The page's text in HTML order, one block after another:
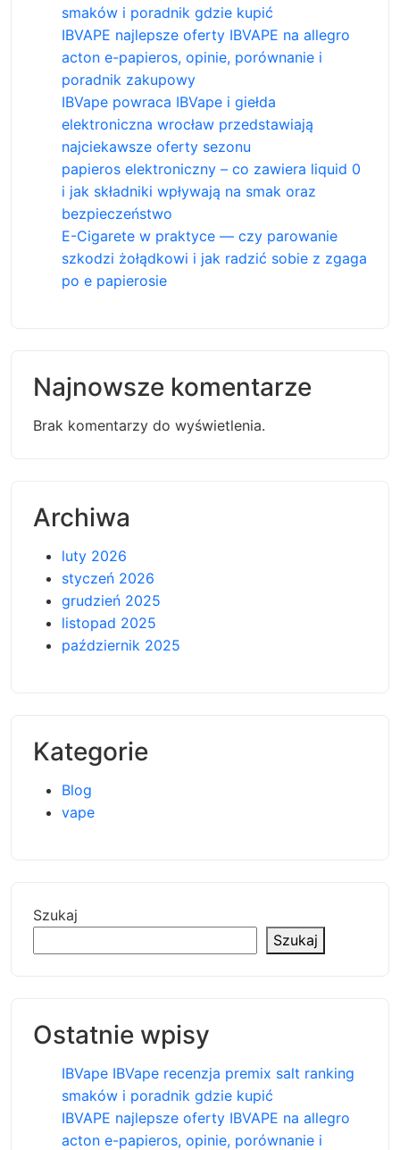
smaków i poradnik gdzie kupić
IBVAPE najlepsze oferty IBVAPE na allegro
acton e-papieros, opinie, porównanie i
poradnik zakupowy
IBVape powraca IBVape i giełda
elektroniczna wrocław przedstawiają
najciekawsze oferty sezonu
papieros elektroniczny – co zawiera liquid 0
i jak składniki wpływają na smak oraz
bezpieczeństwo
E-Cigarete w praktyce — czy parowanie
szkodzi żołądkowi i jak radzić sobie z zgaga
po e papierosie
Najnowsze komentarze
Brak komentarzy do wyświetlenia.
Archiwa
luty 2026
styczeń 2026
grudzień 2025
listopad 2025
październik 2025
Kategorie
Blog
vape
Szukaj
Szukaj
Ostatnie wpisy
IBVape IBVape recenzja premix salt ranking
smaków i poradnik gdzie kupić
IBVAPE najlepsze oferty IBVAPE na allegro
acton e-papieros, opinie, porównanie i